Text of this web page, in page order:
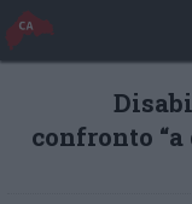
confronto